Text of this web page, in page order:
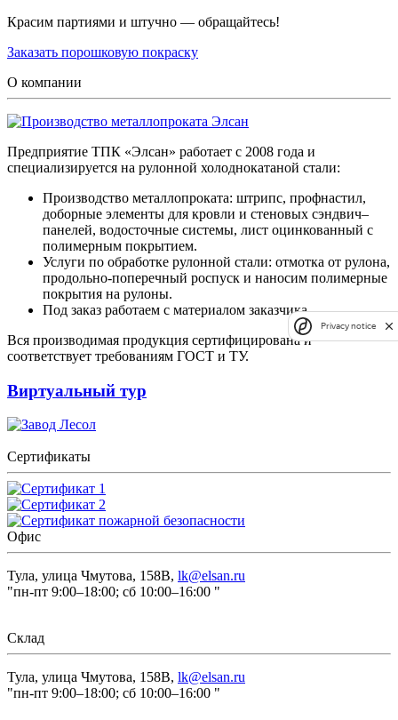
Красим партиями и штучно — обращайтесь!
Заказать порошковую покраску
О компании
Предприятие ТПК «Элсан» работает с 2008 года и
специализируется на рулонной холоднокатаной стали:
Производство металлопроката: штрипс, профнастил,
доборные элементы для кровли и стеновых сэндвич–
панелей, водосточные системы, лист оцинкованный с
полимерным покрытием.
Услуги по обработке рулонной стали: отмотка от рулона,
продольно-поперечный роспуск и наносим полимерные
покрытия на рулоны.
Под заказ работаем с материалом заказчика.
Вся производимая продукция сертифицирована и
соответствует требованиям ГОСТ и ТУ.
Виртуальный тур
Сертификаты
Офис
Тула, улица Чмутова, 158В, lk@elsan.ru
"пн-пт 9:00–18:00; сб 10:00–16:00 "
Склад
Тула, улица Чмутова, 158В, lk@elsan.ru
"пн-пт 9:00–18:00; сб 10:00–16:00 "
Privacy notice